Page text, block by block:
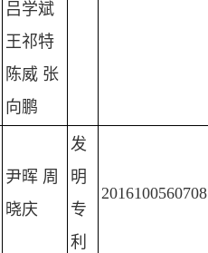
吕学斌
王祁特
陈威 张
向鹏
尹晖 周
晓庆
发
明
专
利
2016100560708